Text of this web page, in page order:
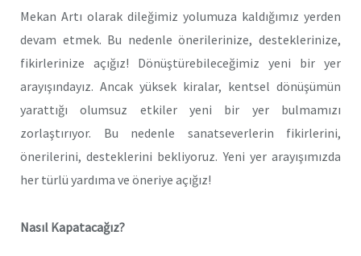
Mekan Artı olarak dileğimiz yolumuza kaldığımız yerden
devam etmek. Bu nedenle önerilerinize, desteklerinize,
fikirlerinize açığız! Dönüştürebileceğimiz yeni bir yer
arayışındayız. Ancak yüksek kiralar, kentsel dönüşümün
yarattığı olumsuz etkiler yeni bir yer bulmamızı
zorlaştırıyor. Bu nedenle sanatseverlerin fikirlerini,
önerilerini, desteklerini bekliyoruz. Yeni yer arayışımızda
her türlü yardıma ve öneriye açığız!
Nasıl Kapatacağız?